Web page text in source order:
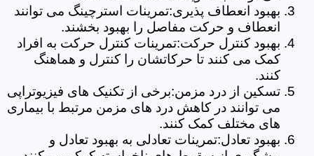
بهبود انعطاف پذیری:تمرینات استرچینگ می توانند
انعطاف و حرکت مفاصل را بهبود بخشند.
بهبود کنترل حرکت:تمرینات کنترل حرکت به افراد
کمک می کنند تا حرکاتشان را کنترل و هماهنگ
کنند.
تسکین از درد مزمن:برخی از تکنیک های فیزیوتراپی
می توانند در کاهش درد های مزمن مرتبط با بیماری
های مختلف کمک کنند.
بهبود تعادل:تمرینات تعادلی به بهبود تعادل و